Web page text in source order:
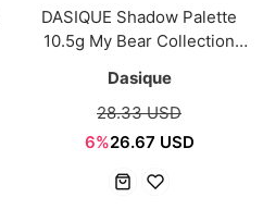
DASIQUE Shadow Palette
10.5g My Bear Collection
Dasique
28.33 USD
6%26.67 USD